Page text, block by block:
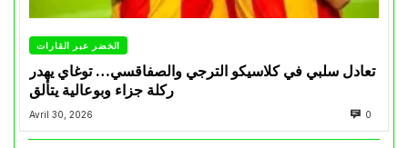
الخضر عبر القارات
تعادل سلبي في كلاسيكو الترجي والصفاقسي… توغاي يهدر
ركلة جزاء وبوعالية يتألق
Avril 30, 2026 0